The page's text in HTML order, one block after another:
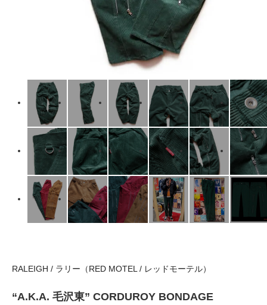
RALEIGH / ラリー（RED MOTEL / レッドモーテル）
“A.K.A. 毛沢東” CORDUROY BONDAGE